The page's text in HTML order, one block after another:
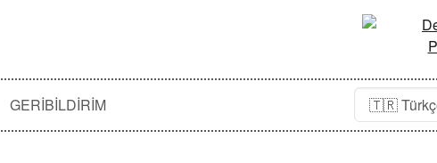
GERIBILDIRIM